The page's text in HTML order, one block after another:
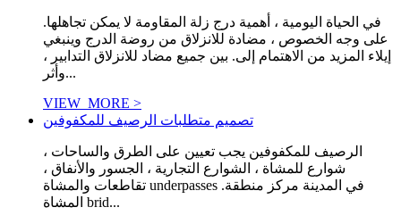
في الحياة اليومية ، أهمية درج زلة المقاومة لا يمكن تجاهلها.
على وجه الخصوص ، مضادة للانزلاق من روضة الدرج وينبغي
إيلاء المزيد من الاهتمام إلى. بين جميع مضاد للانزلاق التدابير ،
وأثر...
VIEW_MORE >
تصميم متطلبات الرصيف للمكفوفين
الرصيف للمكفوفين يجب تعيين على الطرق والساحات ،
شوارع للمشاة ، الشوارع التجارية ، الجسور والأنفاق ،
تقاطعات والمشاة underpasses في المدينة مركز منطقة.
المشاة brid...